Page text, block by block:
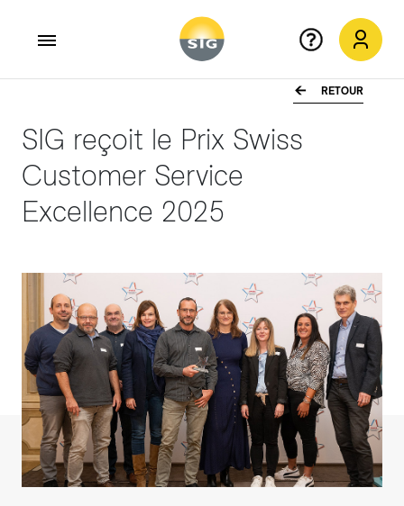
RETOUR
SIG reçoit le Prix Swiss
Customer Service
Excellence 2025